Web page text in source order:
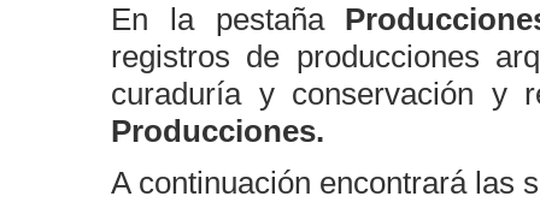
En la pestaña
registros de producciones
curaduría y conservación y
Producciones.
A continuación encontrará las